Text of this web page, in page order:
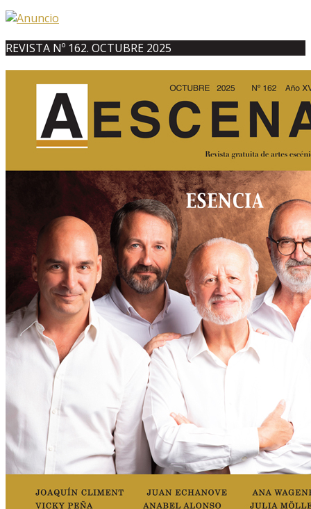
REVISTA Nº 162. OCTUBRE 2025